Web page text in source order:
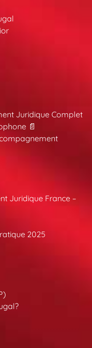
Juridique Complet
📄
Juridique France –
2025